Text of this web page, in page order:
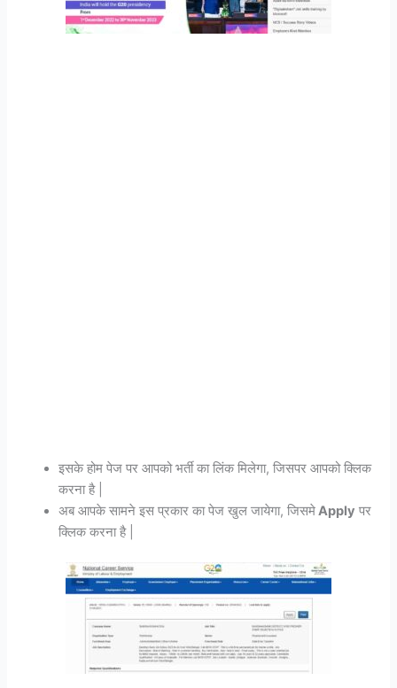
इसके होम पेज पर आपको भर्ती का लिंक मिलेगा, जिसपर आपको क्लिक
करना है |
अब आपके सामने इस प्रकार का पेज खुल जायेगा, जिसमेApply पर
क्लिक करना है |